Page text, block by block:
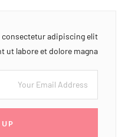
adipiscing elit
ut labore et dolore magna